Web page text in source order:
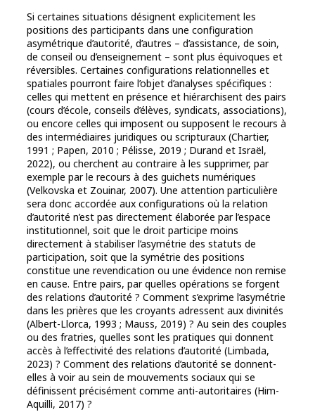
Si certaines situations désignent explicitement les
positions des participants dans une configuration
asymétrique d’autorité, d’autres – d’assistance, de soin,
de conseil ou d’enseignement – sont plus équivoques et
réversibles. Certaines configurations relationnelles et
spatiales pourront faire l’objet d’analyses spécifiques :
celles qui mettent en présence et hiérarchisent des pairs
(cours d’école, conseils d’élèves, syndicats, associations),
ou encore celles qui imposent ou supposent le recours à
des intermédiaires juridiques ou scripturaux (Chartier,
1991 ; Papen, 2010 ; Pélisse, 2019 ; Durand et Israël,
2022), ou cherchent au contraire à les supprimer, par
exemple par le recours à des guichets numériques
(Velkovska et Zouinar, 2007). Une attention particulière
sera donc accordée aux configurations où la relation
d’autorité n’est pas directement élaborée par l’espace
institutionnel, soit que le droit participe moins
directement à stabiliser l’asymétrie des statuts de
participation, soit que la symétrie des positions
constitue une revendication ou une évidence non remise
en cause. Entre pairs, par quelles opérations se forgent
des relations d’autorité ? Comment s’exprime l’asymétrie
dans les prières que les croyants adressent aux divinités
(Albert-Llorca, 1993 ; Mauss, 2019) ? Au sein des couples
ou des fratries, quelles sont les pratiques qui donnent
accès à l’effectivité des relations d’autorité (Limbada,
2023) ? Comment des relations d’autorité se donnent-
elles à voir au sein de mouvements sociaux qui se
définissent précisément comme anti-autoritaires (Him-
Aquilli, 2017) ?